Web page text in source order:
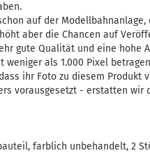
auf der
aber die Chancen auf
gute Qualität und eine hohe
als 1.000 Pixel
ihr Foto zu diesem Produkt
vorausgesetzt - erstatten wir
farblich unbehandelt, 2